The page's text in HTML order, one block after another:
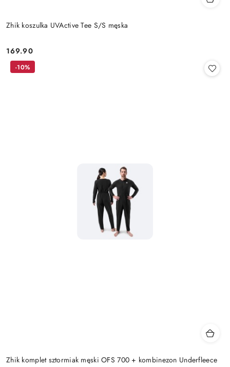
Zhik koszulka UVActive Tee S/S męska
Cena:
169.90
Zhik komplet sztormiak męski OFS 700 + kombinezon Underfleece
-10%